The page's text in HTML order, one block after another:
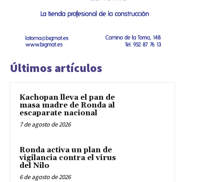
Últimos artículos
Kachopan lleva el pan de
masa madre de Ronda al
escaparate nacional
7 de agosto de 2026
Ronda activa un plan de
vigilancia contra el virus
del Nilo
6 de agosto de 2026